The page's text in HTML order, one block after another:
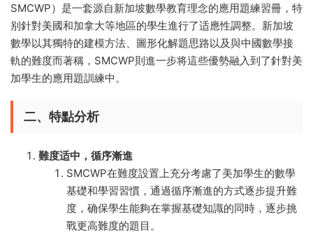
SMCWP）是一套源自新加坡數學教育理念的應用題練習冊，特
别針對美國和加拿大等地區的學生進行了适應性調整。新加坡
數學以其獨特的建模方法、圖形化解題思路以及與中國數學接
軌的難度而著稱，SMCWP則進一步将這些優勢融入到了針對美
加學生的應用題訓練中。
二、特點分析
難度适中，循序漸進
SMCWP在難度設置上充分考慮了美加學生的數學
基礎和學習習慣，通過循序漸進的方式逐步提升難
度，确保學生能夠在掌握基礎知識的同時，逐步挑
戰更高難度的題目。